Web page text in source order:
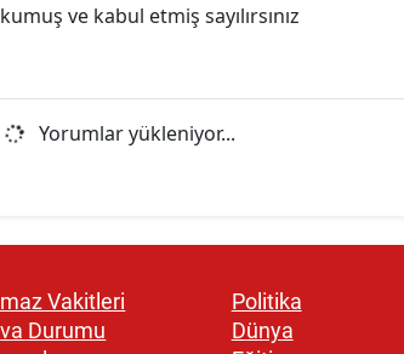
ve kabul etmiş sayılırsınız
Yorumlar yükleniyor...
Vakitleri
Durumu
Politika
Dünya